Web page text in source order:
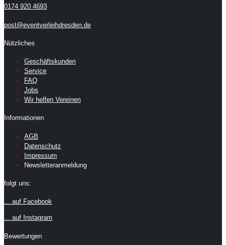
0174 920 4693
post@eventverleihdresden.de
Nützliches
Geschäftskunden
Service
FAQ
Jobs
Wir helfen Vereinen
Informationen
AGB
Datenschutz
Impressum
Newsletteranmeldung
folgt uns:
... auf Facebook
... auf Instagram
Bewertungen